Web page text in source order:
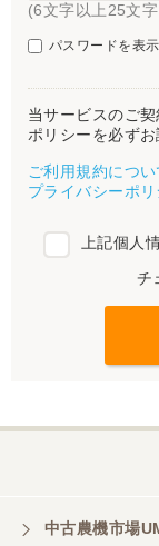
(6文字以上25文
パスワードを表
当サービスのご
ポリシーを必ずお
ご利用規約につ
プライバシーポ
上記個人
チ
中古農機市場